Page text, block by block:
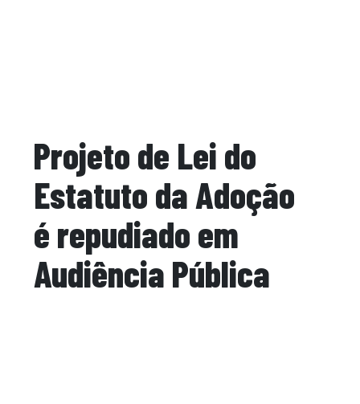
Projeto de Lei do
Estatuto da Adoção
é repudiado em
Audiência Pública